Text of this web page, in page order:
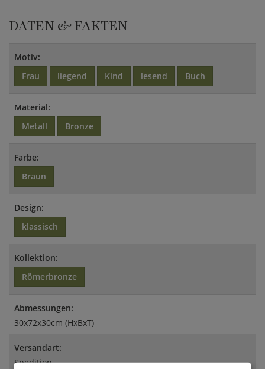
DATEN & FAKTEN
Motiv:
Frau
liegend Kind lesend Buch
Material:
Metall
Bronze
Farbe:
Braun
Design:
klassisch
Kollektion:
Römerbronze
Abmessungen:
30x72x30cm (HxBxT)
Versandart:
Spedition